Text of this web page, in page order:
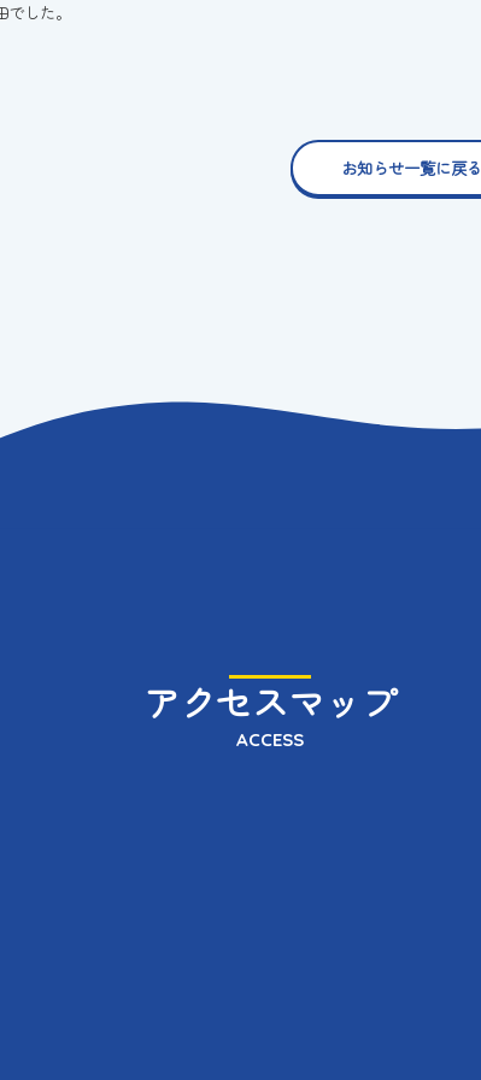
した。
お知らせ一覧に戻る
アクセスマップ
ACCESS